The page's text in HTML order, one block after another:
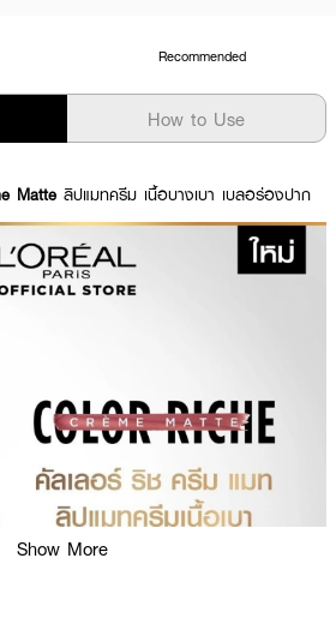
Recommended
How to Use
Matte ลิปแมทครีม เนื้อบางเบา เบลอร่องปาก
Show More